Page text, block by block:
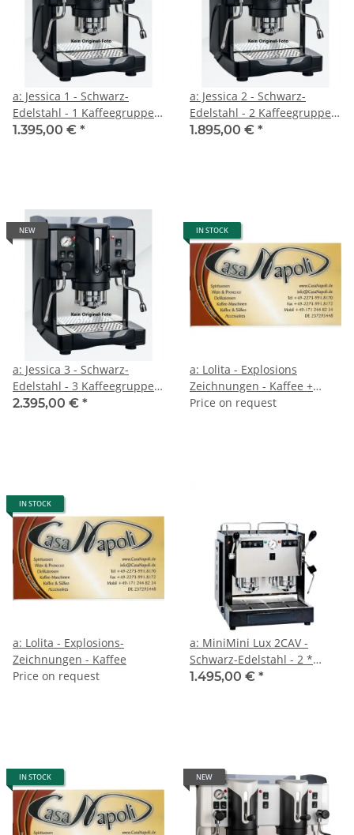
a: Jessica 1 - Schwarz-
Edelstahl - 1 Kaffeegruppe +
Heisswasser + Dampf - 1-
1.395,00 € *
a: Jessica 2 - Schwarz-
Edelstahl - 2 Kaffeegruppen
+ Heisswasser + Dampf - 2-
1.895,00 € *
NEW
a: Jessica 3 - Schwarz-
Edelstahl - 3 Kaffeegruppen
+ Heisswasser + Dampf - 2-
2.395,00 € *
IN STOCK
a: Lolita - Explosions
Zeichnungen - Kaffee +
Dampf - Zweikreis
Price on request
IN STOCK
a: Lolita - Explosions-
Zeichnungen - Kaffee
Price on request
a: MiniMini Lux 2CAV -
Schwarz-Edelstahl - 2 *
Kaffee, Heisswasser und
1.495,00 € *
IN STOCK NEW